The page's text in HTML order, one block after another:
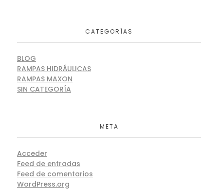
CATEGORÍAS
BLOG
RAMPAS HIDRÁULICAS
RAMPAS MAXON
SIN CATEGORÍA
META
Acceder
Feed de entradas
Feed de comentarios
WordPress.org